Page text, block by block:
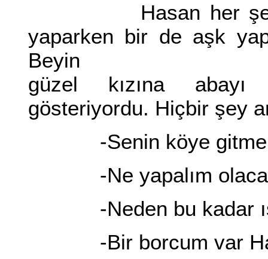
Hasan her şeyi
yaparken bir de aşk
Beyin
güzel kızına abayı
gösteriyordu. Hiçbir şey
-Senin köye gitmen
-Ne yapalım
-Neden bu kadar
-Bir borcum var